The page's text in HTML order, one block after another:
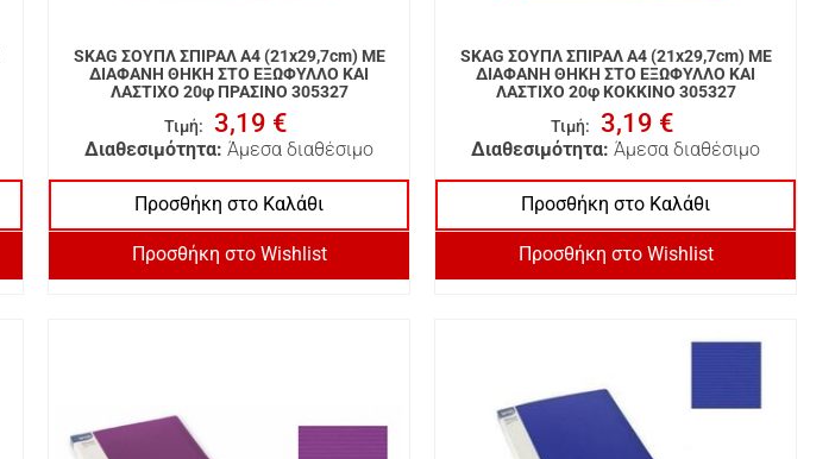
SKAG ΣΟΥΠΛ ΣΠΙΡΑΛ A4 (21x29,7cm) ΜΕ
ΔΙΑΦΑΝΗ ΘΗΚΗ ΣΤΟ ΕΞΩΦΥΛΛΟ ΚΑΙ
ΛΑΣΤΙΧΟ 20φ ΠΡΑΣΙΝΟ 305327
Τιμή: 3,19 €
Διαθεσιμότητα: Άμεσα διαθέσιμο
Προσθήκη στο Καλάθι
Προσθήκη στο Wishlist
SKAG ΣΟΥΠΛ ΣΠΙΡΑΛ A4 (21x29,7cm) ΜΕ
ΔΙΑΦΑΝΗ ΘΗΚΗ ΣΤΟ ΕΞΩΦΥΛΛΟ ΚΑΙ
ΛΑΣΤΙΧΟ 20φ ΚΟΚΚΙΝΟ 305327
Τιμή: 3,19 €
Διαθεσιμότητα: Άμεσα διαθέσιμο
Προσθήκη στο Καλάθι
Προσθήκη στο Wishlist